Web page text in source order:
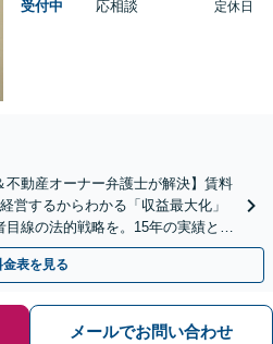
受付中
応相談
定休日
動産オーナー弁護士が解決】賃料
営するからわかる「収益最大化」
線の法的戦略を。15年の実績と専
【顧問先企業60社超】
金表を見る
メールでお問い合わせ